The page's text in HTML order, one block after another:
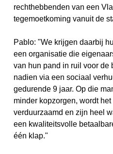
rechthebbenden van een
tegemoetkoming vanuit de
Pablo: "We krijgen daarbij
een organisatie die
van hun pand in ruil voor de
nadien via een sociaal
gedurende 9 jaar. Op die
minder kopzorgen, wordt
verduurzaamd en zijn heel
een kwaliteitsvolle
één klap."